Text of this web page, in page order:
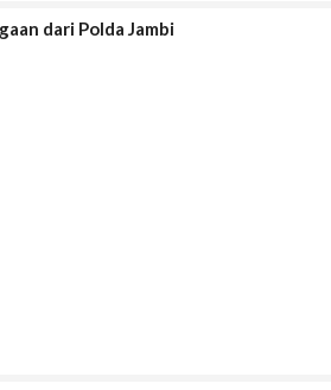
dari Polda Jambi